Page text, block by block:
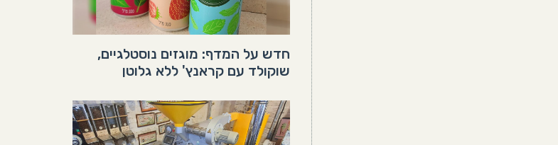
חדש על המדף: מוגזים נוסטלגיים,
שוקולד עם קראנץ' ללא גלוטן